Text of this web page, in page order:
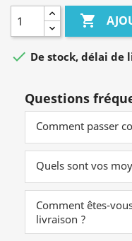

 De stock, délai de
Questions
Comment passer
Quels sont vos
Comment êtes-
livraison ?